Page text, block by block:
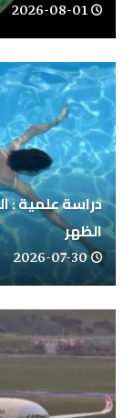
2026-08-01
دراسة علمية :
الظهر
2026-07-30